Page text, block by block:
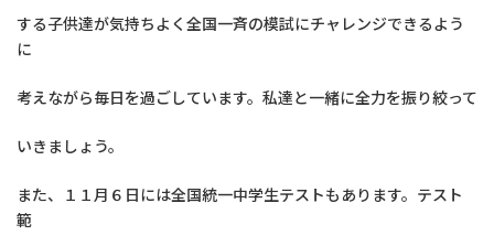
する子供達が気持ちよく全国一斉の模試にチャレンジできるよう
に
考えながら毎日を過ごしています。私達と一緒に全力を振り絞って
いきましょう。
また、１１月６日には全国統一中学生テストもあります。テスト
範